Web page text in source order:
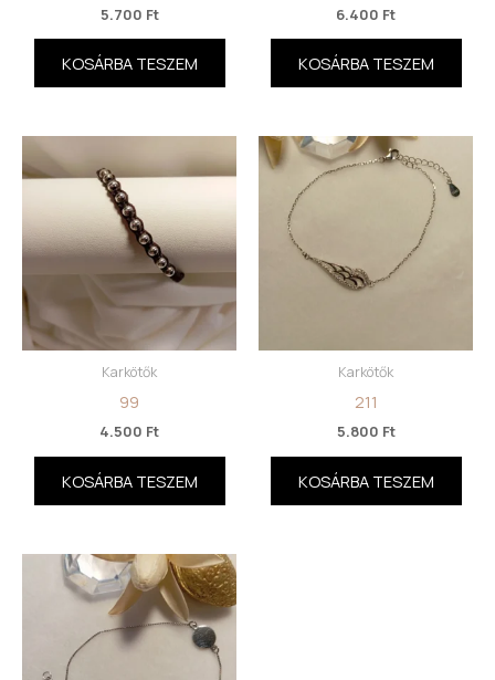
5.700 Ft
KOSÁRBA TESZEM
6.400 Ft
KOSÁRBA TESZEM
Karkötők
99
4.500 Ft
KOSÁRBA TESZEM
Karkötők
211
5.800 Ft
KOSÁRBA TESZEM